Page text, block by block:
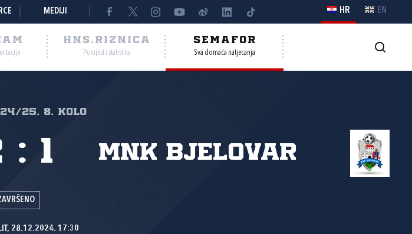
MEDIJI HR EN
HNS.RIZNICA
Povijest i statistika
SEMAFOR
Sva domaća natjecanja
25, 8. kolo
MNK Bjelovar
: 1
28.12.2024. 17:30